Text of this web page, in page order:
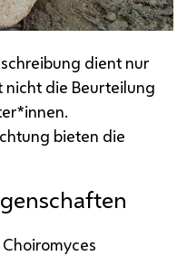
dient nur
nicht die Beurteilung
bieten die
Choiromyces